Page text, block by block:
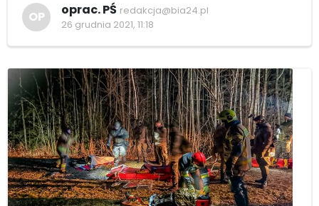
OP oprac. PŚ redakcja@bia24.pl
26 grudnia 2021, 11:18